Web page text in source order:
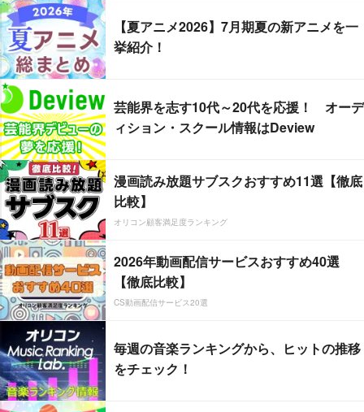
【夏アニメ2026】7月期夏の新アニメを一
挙紹介！
芸能界を志す10代～20代を応援！ オーデ
ィション・スクール情報はDeview
漫画読み放題サブスクおすすめ11選【徹底
比較】
オリコン顧客満足度ランキング
2026年動画配信サービスおすすめ40選
【徹底比較】
CS動画配信サービス20選
毎週の音楽ランキングから、ヒットの推移
をチェック！